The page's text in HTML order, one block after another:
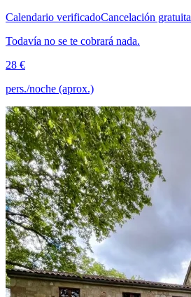
Calendario verificadoCancelación gratuita
Todavía no se te cobrará nada.
28 €
pers./noche (aprox.)